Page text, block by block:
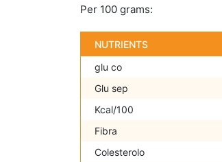
Per 100 grams:
NUTRIENTS
glu co
Glu sep
Kcal/100
Fibra
Colesterolo